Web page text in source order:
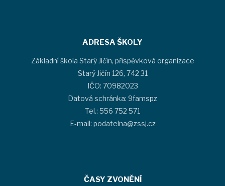
ADRESA ŠKOLY
Základní škola Starý Jičín, příspěvková organizace
Starý Jičín 126, 742 31
IČO: 70982023
Datová schránka: 9famspz
Tel.: 556 752 571
E-mail: podatelna@zssj.cz
ČASY ZVONĚNÍ